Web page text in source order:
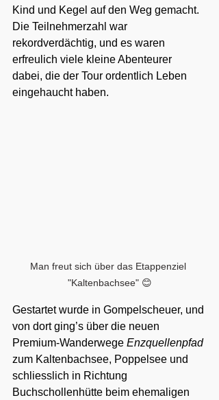
Kind und Kegel auf den Weg gemacht.
Die Teilnehmerzahl war
rekordverdächtig, und es waren
erfreulich viele kleine Abenteurer
dabei, die der Tour ordentlich Leben
eingehaucht haben.
Man freut sich über das Etappenziel
"Kaltenbachsee" 😊
Gestartet wurde in Gompelscheuer, und
von dort ging’s über die neuen
Premium-Wanderwege Enzquellenpfad
zum Kaltenbachsee, Poppelsee und
schliesslich in Richtung
Buchschollenhütte beim ehemaligen